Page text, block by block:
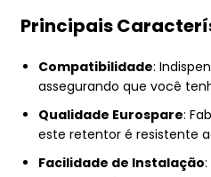
Principais
Compatibilidade:
assegurando que você
Qualidade Eurospare:
este retentor é resistente
Facilidade de Instalação